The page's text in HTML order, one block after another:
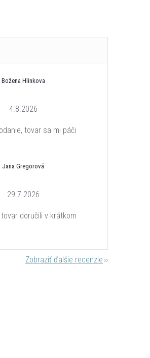
Božena Hlinkova
4.8.2026
tovar sa mi páči
Jana Gregorová
29.7.2026
doručili v krátkom
Zobraziť ďalšie recenzie